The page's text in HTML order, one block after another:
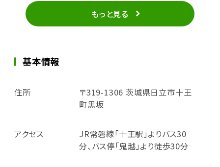
もっと見る
基本情報
住所
〒319-1306 茨城県日立市十王
町黒坂
アクセス
JR常磐線「十王駅」よりバス30
分、バス停「鬼越」より徒歩30分